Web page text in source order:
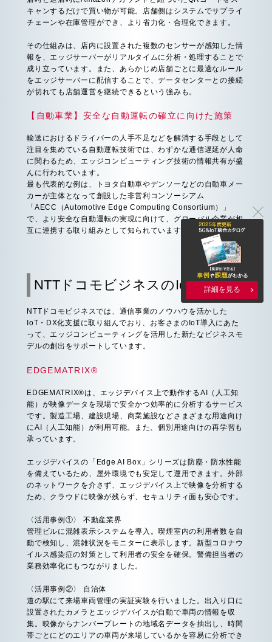
キャンするだけで買い物が可能。店舗側はシステムでサプライ
チェーンや在庫管理ができ、より省力化・合理化できます。
その仕組みは、店内に設置された複数のセンサーが感知した情
報を、エッジサーバーがリアルタイムに分析・処理することで
成り立っています。また、あらかじめ店舗ごとに最適なルール
をエッジサーバーに配信することで、データセンターとの接続
が切れても店舗運営を継続できるという強みも。
【自動車業】安全な自動運転の確立に向けた施策
輸送におけるドライバーの人手不足などを解消する手段として
注目を集めている自動運転技術では、わずかな通信遅延が人命
に関わるため、エッジコンピューティング技術の情報共有が盛
んに行われています。
最も代表的な例は、トヨタ自動車やデンソーなどの自動車メー
カーが主体となって創設した非営利コンソーシアム
「AECC（Automotive Edge Computing Consortium）」
で、より安全な自動運転の実現に向けて、グローバル企業が相
互に連携する取り組みとして知られています。
NTTドコモビジネスのIoT商材
NTTドコモビジネスでは、通信事業のノウハウを活かした
IoT・DX化支援に取り組んでおり、お客さまのIoT導入にあた
って、エッジコンピューティングを活用した新たなビジネスモ
デルの創出をサポートしています。
EDGEMATRIX®
EDGEMATRIX®は、エッジデバイス上で動作するAI（人工知
能）が映像データを現場で安全かつ効率的に分析するサービス
です。製造工場、建設現場、商業施設などさまざまな用途向け
にAI（人工知能）が利用可能。また、個別用途向けの再学習も
承っています。
エッジデバイスの「Edge AI Box」シリーズは防塵・防水性能
を備えているため、屋外環境でも安定して運用できます。外部
のネットワークを介さず、エッジデバイス上で映像を分析する
ため、クラウドに映像が残らず、セキュリティ面も安心です。
〈活用事例①〉 不動産業界
管理ビルに混雑表示システムを導入。喫煙室内の利用者数を自
動で検知し、混雑状況をモニターに表示します。新型コロナウ
イルス感染症の対策として利用者の安全を確保。警備担当者の
業務効率化にもつながりました。
〈活用事例②〉 自治体
道の駅にて来場車両管理の実証実験を行いました。出入り口に
設置されたカメラとエッジデバイスが自動で車両の情報を収
集。映像からナンバープレートの地域名データを抽出し、時間
帯ごとにどのエリアの車両が来場しているかを容易に分析でき
詳細を見る